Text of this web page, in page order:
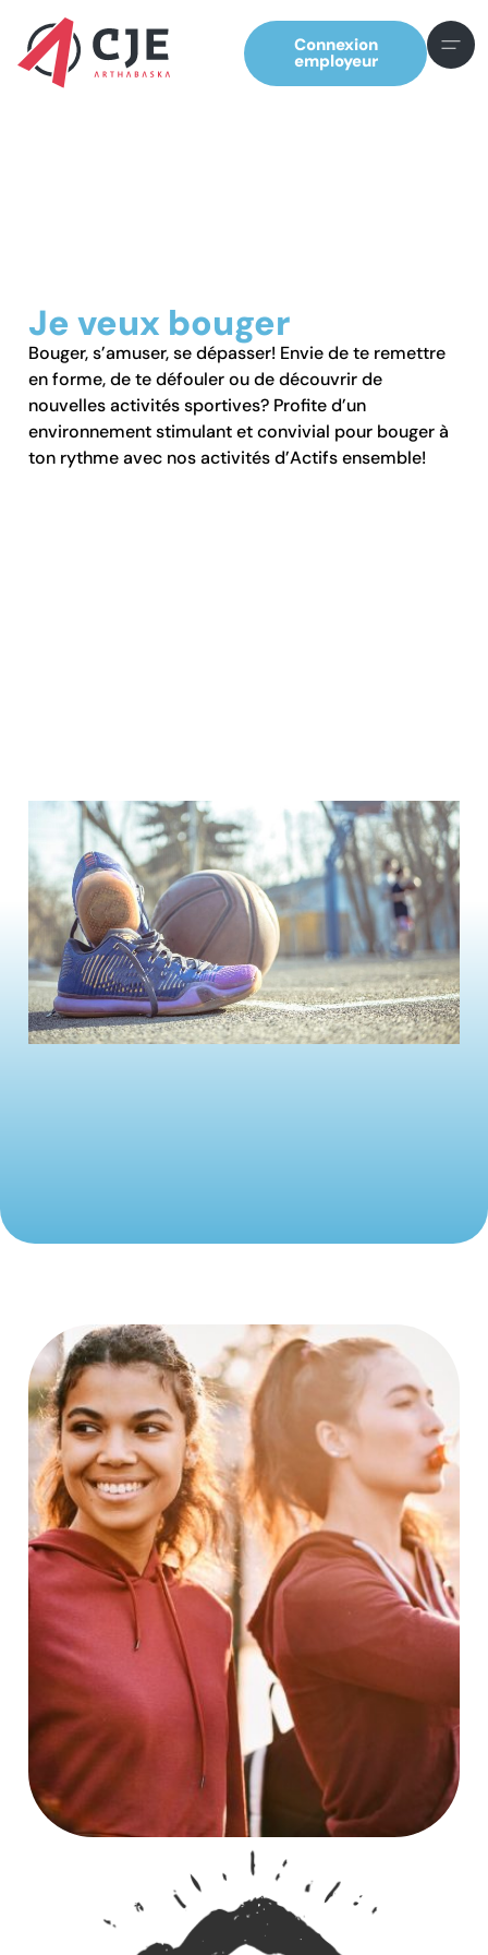
Connexion
employeur
Je veux bouger
Bouger, s’amuser, se dépasser! Envie de te remettre
en forme, de te défouler ou de découvrir de
nouvelles activités sportives? Profite d’un
environnement stimulant et convivial pour bouger à
ton rythme avec nos activités d’Actifs ensemble!